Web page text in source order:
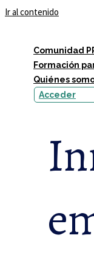
Ir al contenido
Comunidad
Formación
Quiénes
Acceder